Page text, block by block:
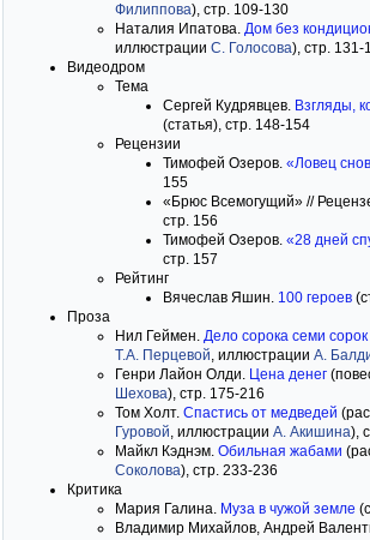
Филипповa), стр. 109-130
Наталия Ипатова. Дом без
иллюстрации С. Голосовa), стр. 131-
Видеодром
Тема
Сергей Кудрявцев. Взгляды,
(статья), стр. 148-154
Рецензии
Тимофей Озеров. «Ловец
155
«Брюс Всемогущий» //
стр. 156
Тимофей Озеров. «28 дней
стр. 157
Рейтинг
Вячеслав Яшин. 100 героев
Проза
Нил Геймен. Дело сорока семи сорок
Т.А. Перцевой, иллюстрации А.
Генри Лайон Олди. Цена денег
Шехова), стр. 175-216
Том Холт. Спастись от медведей
Гуровой, иллюстрации А. Акишина),
Майкл Кэднэм. Обильная жабами
Соколова), стр. 233-236
Критика
Мария Галина. Муза в чужой земле
Владимир Михайлов, Андрей